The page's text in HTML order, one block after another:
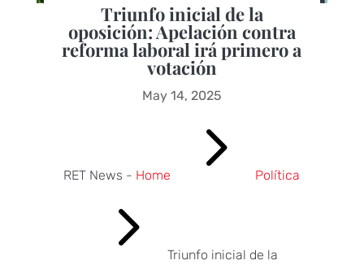
Triunfo inicial de la
oposición: Apelación contra
reforma laboral irá primero a
votación
May 14, 2025
RET News - Home 5 Política
5
Triunfo inicial de la